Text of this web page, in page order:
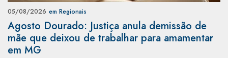
05/08/2026 em Regionais
Agosto Dourado: Justiça anula demissão de
mãe que deixou de trabalhar para amamentar
em MG